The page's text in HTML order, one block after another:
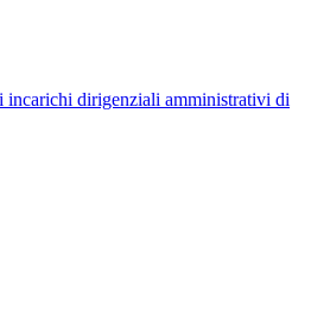
incarichi dirigenziali amministrativi di